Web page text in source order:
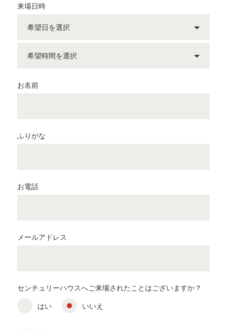
来場日時
お名前
ふりがな
お電話
メールアドレス
センチュリーハウスへご来場されたことはございますか？
はい
いいえ